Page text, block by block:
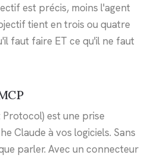
est précis, moins l'agent
tient en trois ou quatre
faut faire ET ce qu'il ne faut
est une prise
Claude à vos logiciels. Sans
parler. Avec un connecteur